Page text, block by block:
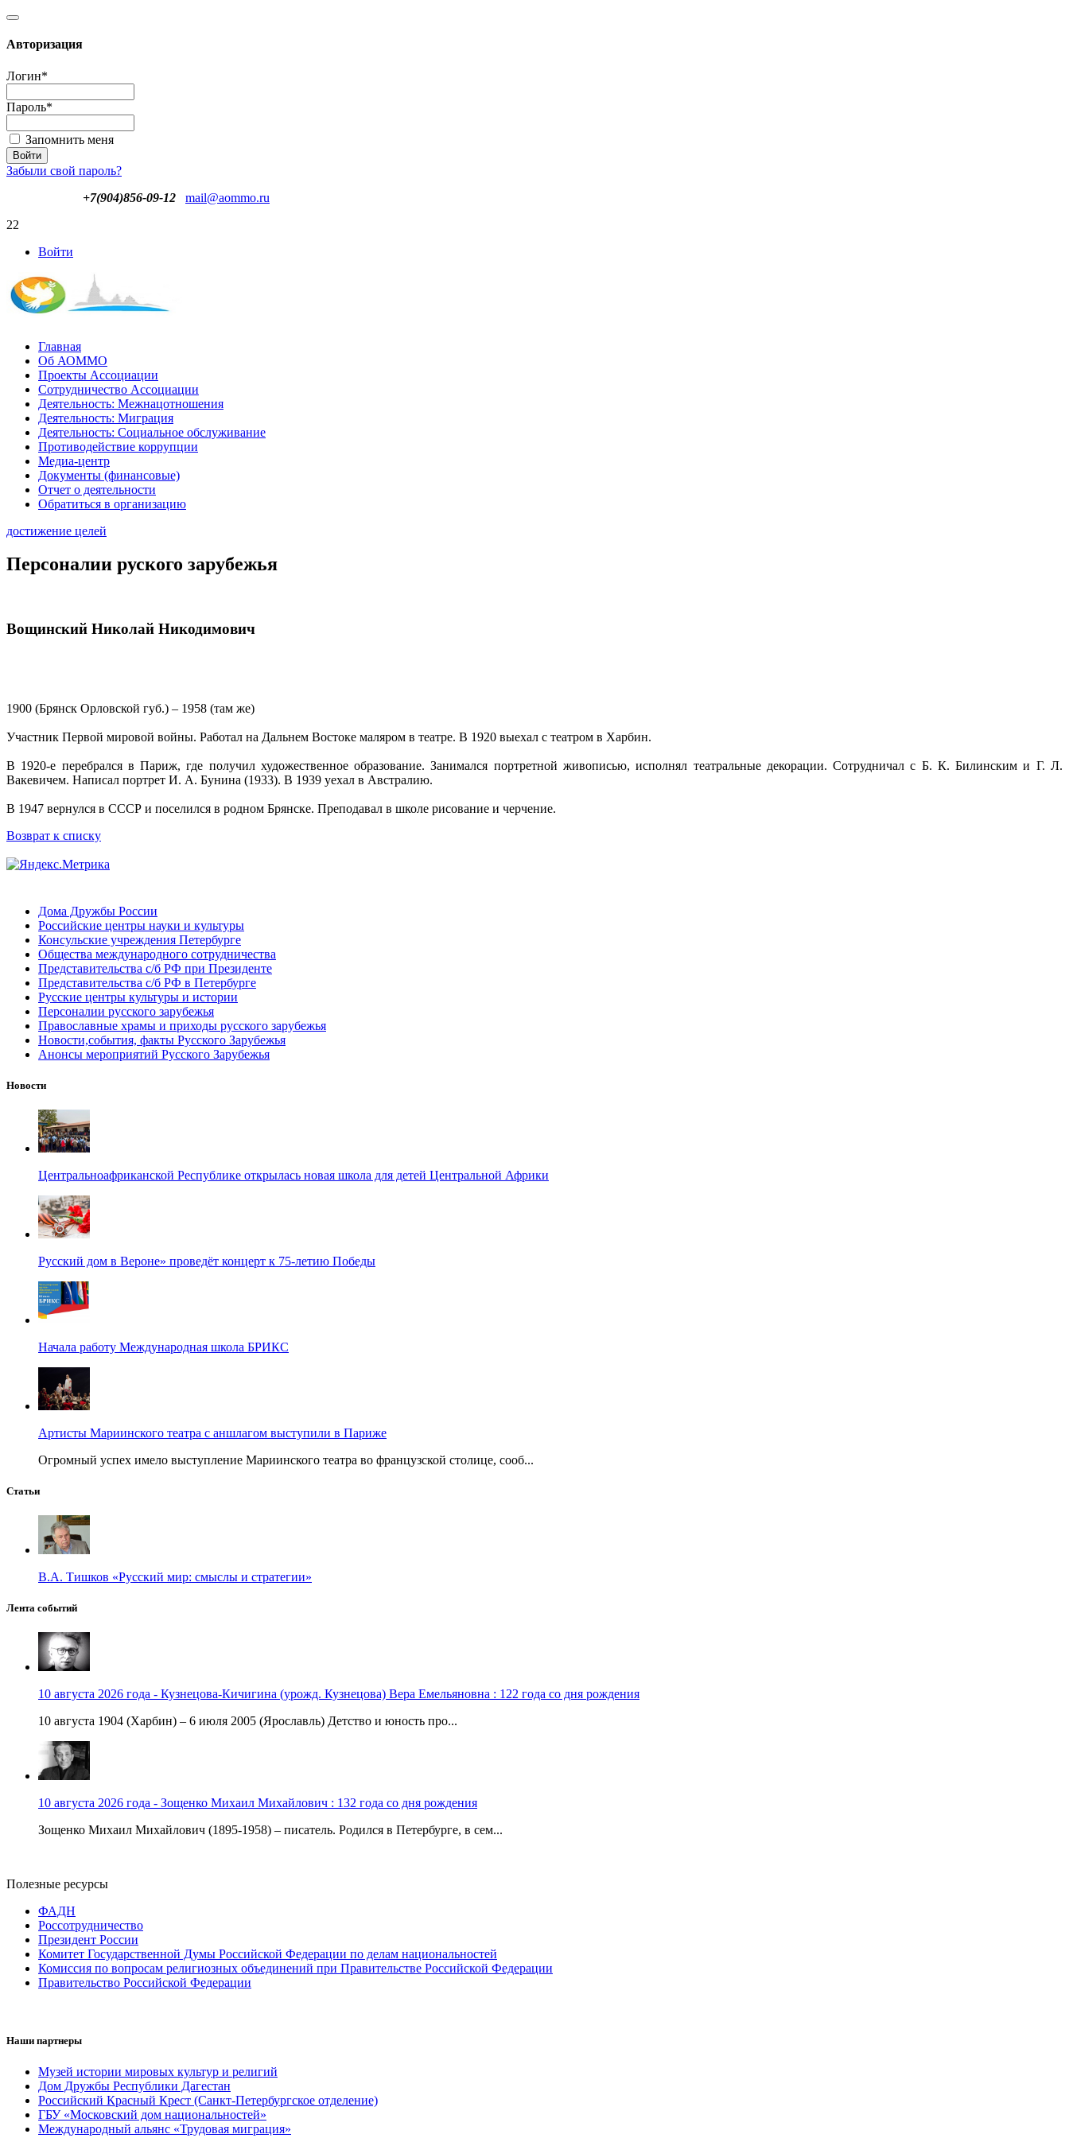
Авторизация
Логин*
Пароль*
Запомнить меня
Забыли свой пароль?
+7(904)856-09-12
mail@aommo.ru
22
Войти
Главная
Об АОММО
Проекты Ассоциации
Сотрудничество Ассоциации
Деятельность: Межнацотношения
Деятельность: Миграция
Деятельность: Социальное обслуживание
Противодействие коррупции
Медиа-центр
Документы (финансовые)
Отчет о деятельности
Обратиться в организацию
достижение целей
Персоналии руского зарубежья
Вощинский Николай Никодимович
1900 (Брянск Орловской губ.) – 1958 (там же)
Участник Первой мировой войны. Работал на Дальнем Востоке маляром в театре. В 1920 выехал с театром в Харбин.
В 1920-е перебрался в Париж, где получил художественное образование. Занимался портретной живописью, исполнял театральные декорации. Сотрудничал с Б. К. Билинским и Г. Л.
Вакевичем. Написал портрет И. А. Бунина (1933). В 1939 уехал в Австралию.
В 1947 вернулся в СССР и поселился в родном Брянске. Преподавал в школе рисование и черчение.
Возврат к списку
Дома Дружбы России
Российские центры науки и культуры
Консульские учреждения Петербурге
Общества международного сотрудничества
Представительства с/б РФ при Президенте
Представительства с/б РФ в Петербурге
Русские центры культуры и истории
Персоналии русского зарубежья
Православные храмы и приходы русского зарубежья
Новости,события, факты Русского Зарубежья
Анонсы мероприятий Русского Зарубежья
Новости
Центральноафриканской Республике открылась новая школа для детей Центральной Африки
Русский дом в Вероне» проведёт концерт к 75-летию Победы
Начала работу Международная школа БРИКС
Артисты Мариинского театра с аншлагом выступили в Париже
Огромный успех имело выступление Мариинского театра во французской столице, сооб...
Статьи
В.А. Тишков «Русский мир: смыслы и стратегии»
Лента событий
10 августа 2026 года - Кузнецова-Кичигина (урожд. Кузнецова) Вера Емельяновна : 122 года со дня рождения
10 августа 1904 (Харбин) – 6 июля 2005 (Ярославль) Детство и юность про...
10 августа 2026 года - Зощенко Михаил Михайлович : 132 года со дня рождения
Зощенко Михаил Михайлович (1895-1958) – писатель. Родился в Петербурге, в сем...
Полезные ресурсы
ФАДН
Россотрудничество
Президент России
Комитет Государственной Думы Российской Федерации по делам национальностей
Комиссия по вопросам религиозных объединений при Правительстве Российской Федерации
Правительство Российской Федерации
Наши партнеры
Музей истории мировых культур и религий
Дом Дружбы Республики Дагестан
Российский Красный Крест (Санкт-Петербургское отделение)
ГБУ «Московский дом национальностей»
Международный альянс «Трудовая миграция»